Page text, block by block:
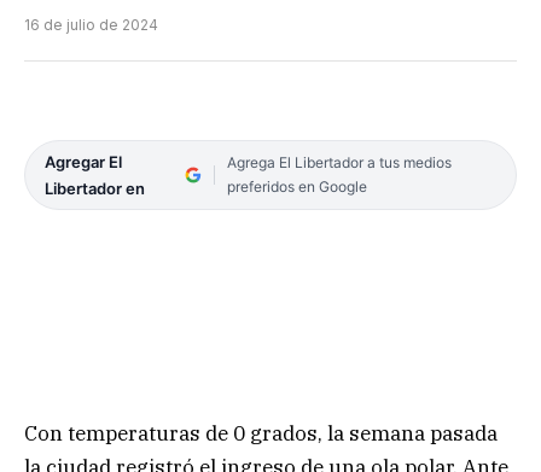
16 de julio de 2024
Agregar El
Libertador en
Agrega El Libertador a tus medios
preferidos en Google
Con temperaturas de 0 grados, la semana pasada